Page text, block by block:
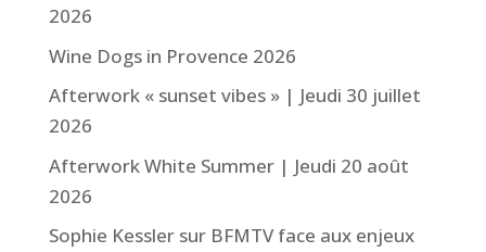
2026
Wine Dogs in Provence 2026
Afterwork « sunset vibes » | Jeudi 30 juillet
2026
Afterwork White Summer | Jeudi 20 août
2026
Sophie Kessler sur BFMTV face aux enjeux